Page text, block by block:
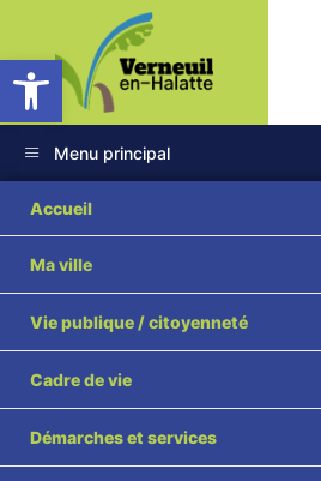
Ouvrir la barre d’outils
Menu principal
Accueil
Ma ville
Vie publique / citoyenneté
Cadre de vie
Démarches et services
2025 49
PLU
arrêtant le
révision du
SP